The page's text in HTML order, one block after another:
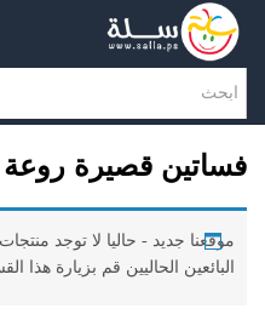
فساتين قصيرة روعة
موقعنا جديد - حاليا لا توجد
البائعين الحاليين قم بزيارة هذا